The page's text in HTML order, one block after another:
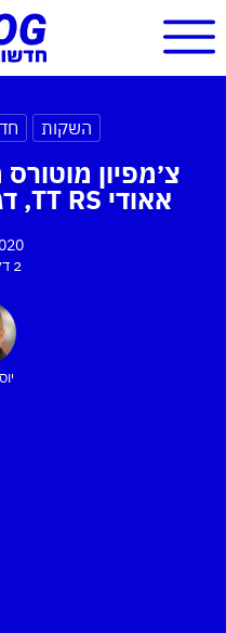
השקות
צ׳מפיון
אאודי TT RS, דגם הקצה של ה-TT
2 דק'